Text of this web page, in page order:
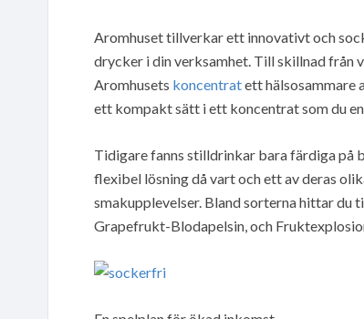
Aromhuset tillverkar ett innovativt och
drycker i din verksamhet. Till skillnad från
Aromhusets koncentratett hälsosammare
ett kompakt sätt i ett koncentrat som du
Tidigare fanns stilldrinkar bara färdiga på
flexibel lösning då vart och ett av deras
smakupplevelser. Bland sorterna hittar du
Grapefrukt-Blodapelsin, och